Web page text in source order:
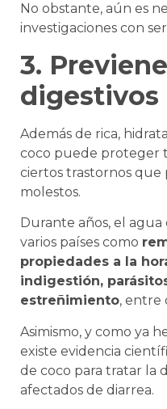
No obstante, aún es
investigaciones con
3.
digestivos
Además de rica,
coco puede proteger
ciertos trastornos
molestos.
Durante años, el
varios países como
propiedades a la
indigestión,
estreñimiento, entre
Asimismo, y como ya
existe evidencia
de coco para tratar la
afectados de diarrea.